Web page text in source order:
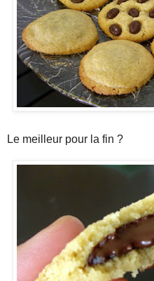
Le meilleur pour la fin ?